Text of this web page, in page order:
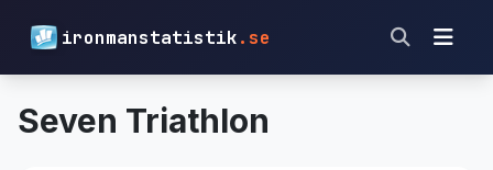
ironmanstatistik.se
Seven Triathlon